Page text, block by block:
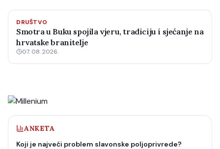
DRUŠTVO
Smotra u Buku spojila vjeru, tradiciju i sjećanje na
hrvatske branitelje
07. 08. 2026.
ANKETA
Koji je najveći problem slavonske poljoprivrede?